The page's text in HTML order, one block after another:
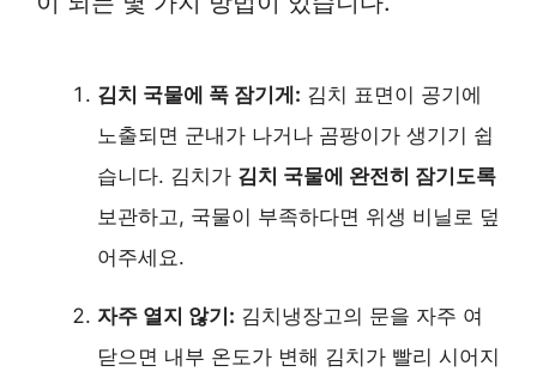
김치 국물에 푹 잠기게: 김치 표면이 공기에
노출되면 군내가 나거나 곰팡이가 생기기 쉽
습니다. 김치가 김치 국물에 완전히 잠기도록
보관하고, 국물이 부족하다면 위생 비닐로 덮
어주세요.
자주 열지 않기: 김치냉장고의 문을 자주 여
닫으면 내부 온도가 변해 김치가 빨리 시어지